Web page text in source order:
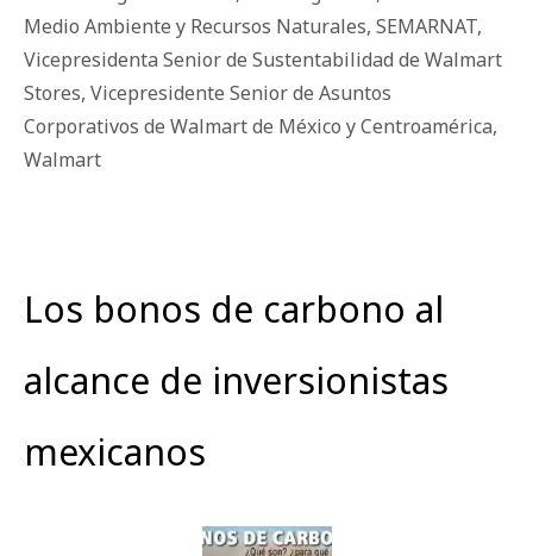
Medio Ambiente y Recursos Naturales, SEMARNAT,
Vicepresidenta Senior de Sustentabilidad de Walmart
Stores, Vicepresidente Senior de Asuntos
Corporativos de Walmart de México y Centroamérica,
Walmart
Los bonos de carbono al
alcance de inversionistas
mexicanos